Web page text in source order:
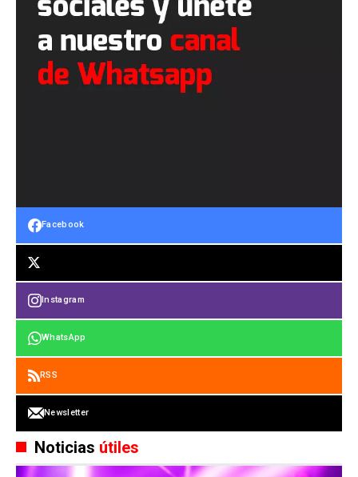
Facebook
Instagram
WhatsApp
RSS
Newsletter
Noticias útiles